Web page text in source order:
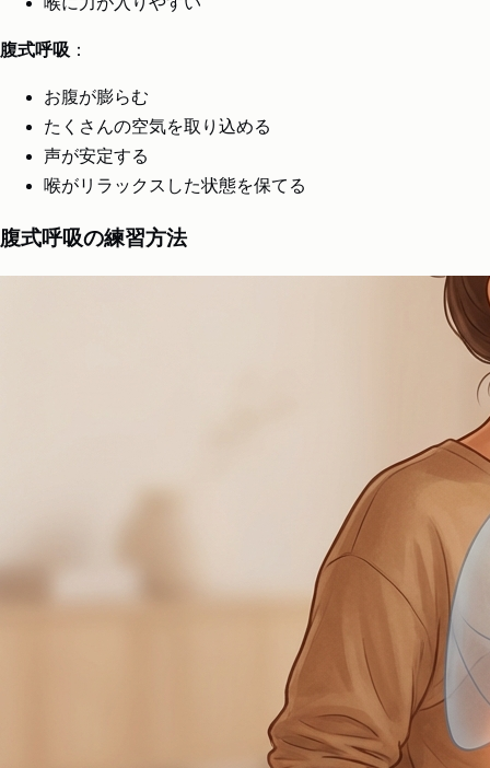
腹式呼吸 ：
お腹が膨らむ
たくさんの空気を取り込める
声が安定する
喉がリラックスした状態を保てる
腹式呼吸の練習方法